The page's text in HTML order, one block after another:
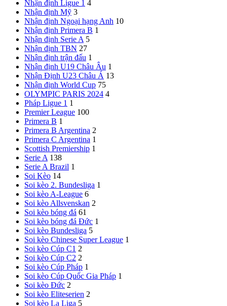
Nhận định Ligue 1 4
Nhận định Mỹ 3
Nhận định Ngoại hạng Anh 10
Nhận định Primera B 1
Nhận định Serie A 5
Nhận định TBN 27
Nhận định trận đấu 1
Nhận định U19 Châu Âu 1
Nhận Định U23 Châu Á 13
Nhận định World Cup 75
OLYMPIC PARIS 2024 4
Pháp Ligue 1 1
Premier League 100
Primera B 1
Primera B Argentina 2
Primera C Argentina 1
Scottish Premiership 1
Serie A 138
Serie A Brazil 1
Soi Kèo 14
Soi kèo 2. Bundesliga 1
Soi kèo A-League 6
Soi kèo Allsvenskan 2
Soi kèo bóng đá 61
Soi kèo bóng đá Đức 1
Soi kèo Bundesliga 5
Soi kèo Chinese Super League 1
Soi kèo Cúp C1 2
Soi kèo Cúp C2 2
Soi kèo Cúp Pháp 1
Soi kèo Cúp Quốc Gia Pháp 1
Soi kèo Đức 2
Soi kèo Eliteserien 2
Soi kèo La Liga 5